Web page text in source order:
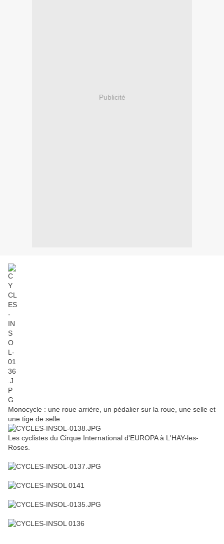
Publicité
Monocycle : une roue arrière, un pédalier sur la roue, une selle et
une tige de selle.
Les cyclistes du Cirque International d'EUROPA à L'HAY-les-
Roses.